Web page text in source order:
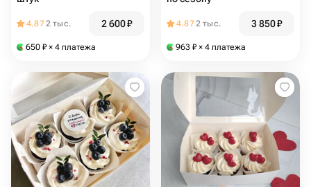
4.872 тыс. 2 600₽
650 ₽ × 4 платежа
4.872 тыс. 3 850₽
963 ₽ × 4 платежа